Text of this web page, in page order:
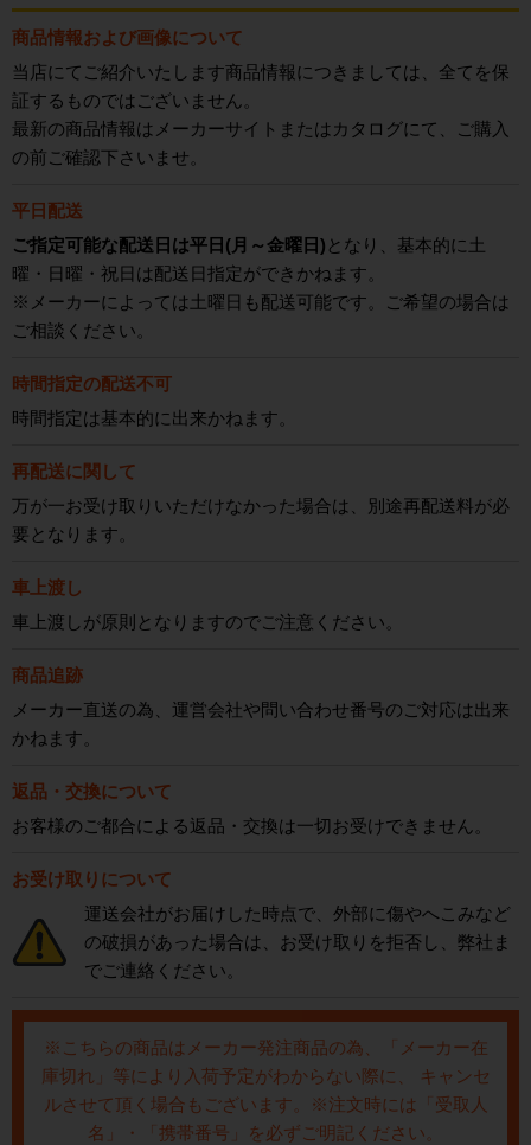
商品情報および画像について
当店にてご紹介いたします商品情報につきましては、全てを保
証するものではございません。
最新の商品情報はメーカーサイトまたはカタログにて、ご購入
の前ご確認下さいませ。
平日配送
ご指定可能な配送日は平日(月～金曜日) となり、基本的に土
曜・日曜・祝日は配送日指定ができかねます。
※メーカーによっては土曜日も配送可能です。ご希望の場合は
ご相談ください。
時間指定の配送不可
時間指定は基本的に出来かねます。
再配送に関して
万が一お受け取りいただけなかった場合は、別途再配送料が必
要となります。
車上渡し
車上渡しが原則となりますのでご注意ください。
商品追跡
メーカー直送の為、運営会社や問い合わせ番号のご対応は出来
かねます。
返品・交換について
お客様のご都合による返品・交換は一切お受けできません。
お受け取りについて
運送会社がお届けした時点で、外部に傷やへこみなど
の破損があった場合は、お受け取りを拒否し、弊社ま
でご連絡ください。
※こちらの商品はメーカー発注商品の為、「メーカー在
庫切れ」等により入荷予定がわからない際に、 キャンセ
ルさせて頂く場合もございます。※注文時には「受取人
名」・「携帯番号」を必ずご明記ください。